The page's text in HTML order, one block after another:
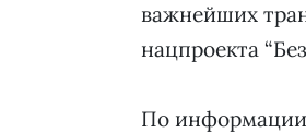
важнейших
нацпроекта
По информации